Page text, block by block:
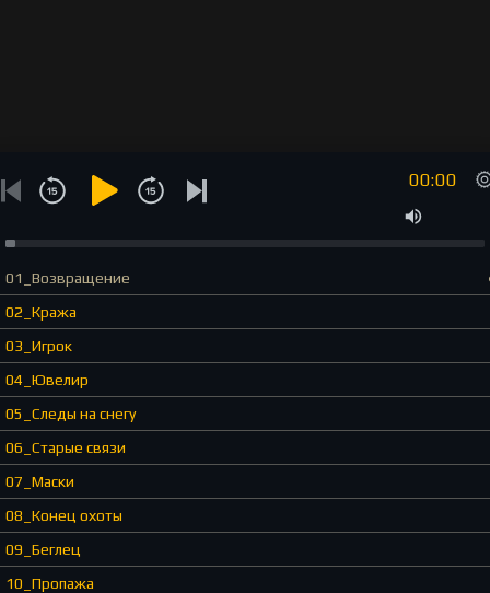
00:00
01_Возвращение
02_Кража
03_Игрок
04_Ювелир
05_Следы на снегу
06_Старые связи
07_Маски
08_Конец охоты
09_Беглец
10_Пропажа